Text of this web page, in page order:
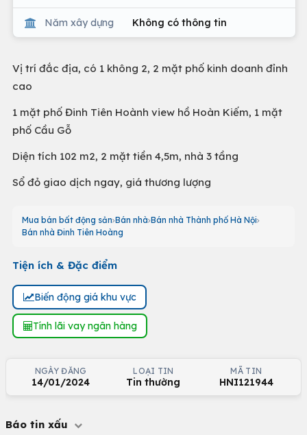
Năm xây dựng Không có thông tin
Vị trí đắc địa, có 1 không 2, 2 mặt phố kinh doanh đỉnh
cao
1 mặt phố Đinh Tiên Hoành view hồ Hoàn Kiếm, 1 mặt
phố Cầu Gỗ
Diện tích 102 m2, 2 mặt tiền 4,5m, nhà 3 tầng
Sổ đỏ giao dịch ngay, giá thương lượng
Mua bán bất động sản Bán nhà Bán nhà Thành phố Hà Nội
Bán nhà Đinh Tiên Hoàng
Tiện ích & Đặc điểm
Biến động giá khu vực
Tính lãi vay ngân hàng
NGÀY ĐĂNG
14/01/2024
LOẠI TIN
Tin thường
MÃ TIN
HNI121944
Báo tin xấu